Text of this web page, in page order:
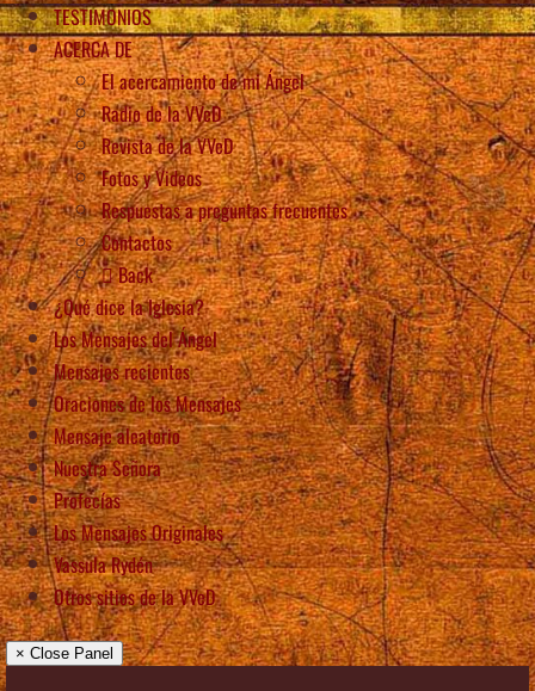
TESTIMONIOS
ACERCA DE
El acercamiento de mi Ángel
Radio de la VVeD
Revista de la VVeD
Fotos y Videos
Respuestas a preguntas frecuentes
Contactos
Back
¿Qué dice la Iglesia?
Los Mensajes del Ángel
Mensajes recientes
Oraciones de los Mensajes
Mensaje aleatorio
Nuestra Señora
Profecías
Los Mensajes Originales
Vassula Rydén
Otros sitios de la VVeD
× Close Panel